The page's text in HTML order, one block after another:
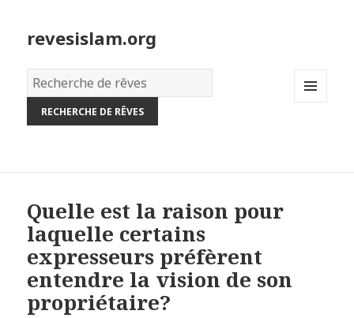
revesislam.org
Dictionnaire
des
rêves:
Quelle est la raison pour
laquelle certains
expresseurs préfèrent
entendre la vision de son
propriétaire?